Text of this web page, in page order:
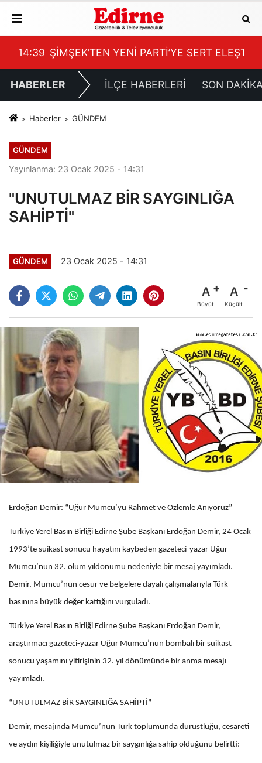
14:15 AKALIN; “AYAKKABI NUMARASINA KADAR
HABERLER İLÇE HABERLERİ SON
Haberler GÜNDEM
GÜNDEM
Yayınlanma: 23 Ocak 2025 - 14:31
"UNUTULMAZ BİR SAYGINLIĞA
SAHİPTİ"
GÜNDEM 23 Ocak 2025 - 14:31
A
Büyüt
A
Küçült
Erdoğan Demir: “Uğur Mumcu’yu Rahmet ve Özlemle Anıyoruz”
Türkiye Yerel Basın Birliği Edirne Şube Başkanı Erdoğan Demir, 24 Ocak
1993’te suikast sonucu hayatını kaybeden gazeteci-yazar Uğur
Mumcu’nun 32. ölüm yıldönümü nedeniyle bir mesaj yayımladı.
Demir, Mumcu’nun cesur ve belgelere dayalı çalışmalarıyla Türk
basınına büyük değer kattığını vurguladı.
Türkiye Yerel Basın Birliği Edirne Şube Başkanı Erdoğan Demir,
araştırmacı gazeteci-yazar Uğur Mumcu’nun bombalı bir suikast
sonucu yaşamını yitirişinin 32. yıl dönümünde bir anma mesajı
yayımladı.
“UNUTULMAZ BİR SAYGINLIĞA SAHİPTİ”
Demir, mesajında Mumcu’nun Türk toplumunda dürüstlüğü, cesareti
ve aydın kişiliğiyle unutulmaz bir saygınlığa sahip olduğunu belirtti: